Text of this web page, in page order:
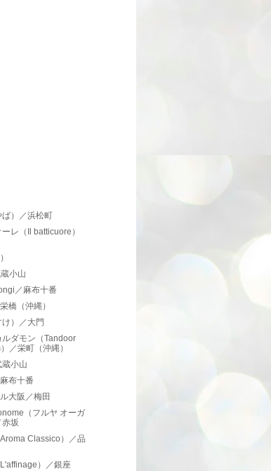
）／浜松町
レ（Il batticuore）
小山
／麻布十番
橋（沖縄）
）／大門
ダモン（Tandoor
／栄町（沖縄）
小山
布十番
大阪／梅田
（フルヤ オーガ
赤坂
Classico）／品
）／銀座